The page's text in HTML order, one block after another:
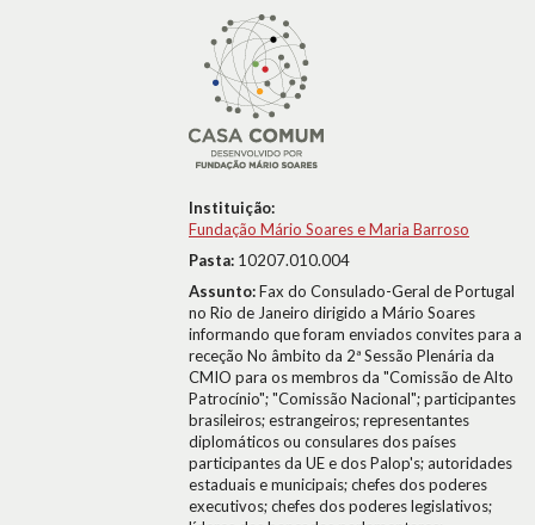
Instituição:
Fundação Mário Soares e Maria Barroso
Pasta: 10207.010.004
Assunto:Fax do Consulado-Geral de Portugal
no Rio de Janeiro dirigido a Mário Soares
informando que foram enviados convites para a
receção No âmbito da 2ª Sessão Plenária da
CMIO para os membros da "Comissão de Alto
Patrocínio"; "Comissão Nacional"; participantes
brasileiros; estrangeiros; representantes
diplomáticos ou consulares dos países
participantes da UE e dos Palop's; autoridades
estaduais e municipais; chefes dos poderes
executivos; chefes dos poderes legislativos;